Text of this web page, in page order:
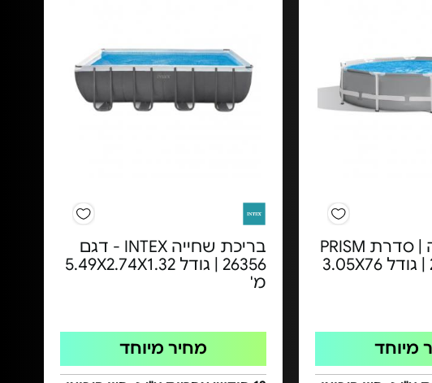
בריכת שחייה | סדרת PRISM
- דגם 26700 | גודל 3.05X76
מיוחד
בריכת שחייה INTEX - דגם
26356 | גודל 5.49X2.74X1.32
מ'
מחיר מיוחד